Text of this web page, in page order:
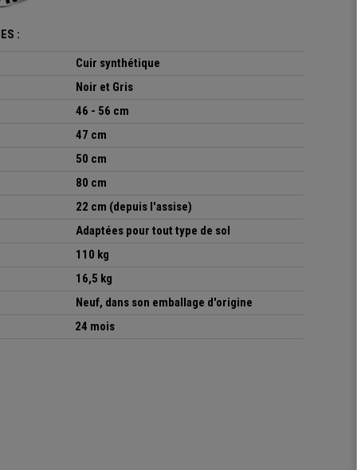
:
Cuir synthétique
Noir et Gris
46 - 56 cm
47 cm
50 cm
80 cm
22 cm (depuis l'assise)
Adaptées pour tout type de sol
110 kg
16,5 kg
Neuf, dans son emballage d'origine
24 mois